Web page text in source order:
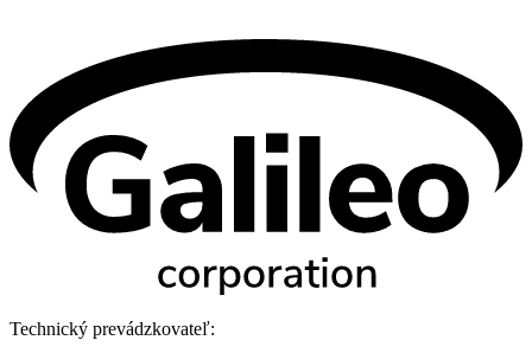
Technický prevádzkovateľ: